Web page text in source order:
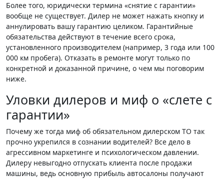
Более того, юридически термина «снятие с гарантии»
вообще не существует. Дилер не может нажать кнопку и
аннулировать вашу гарантию целиком. Гарантийные
обязательства действуют в течение всего срока,
установленного производителем (например, 3 года или 100
000 км пробега). Отказать в ремонте могут только по
конкретной и доказанной причине, о чем мы поговорим
ниже.
Уловки дилеров и миф о «слете с
гарантии»
Почему же тогда миф об обязательном дилерском ТО так
прочно укрепился в сознании водителей? Все дело в
агрессивном маркетинге и психологическом давлении.
Дилеру невыгодно отпускать клиента после продажи
машины, ведь основную прибыль автосалоны получают